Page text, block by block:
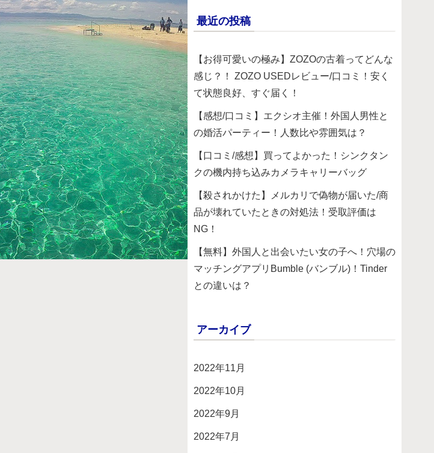
最近の投稿
【お得可愛いの極み】ZOZOの古着ってどんな
感じ？！ ZOZO USEDレビュー/口コミ！安く
て状態良好、すぐ届く！
【感想/口コミ】エクシオ主催！外国人男性と
の婚活パーティー！人数比や雰囲気は？
【口コミ/感想】買ってよかった！シンクタン
クの機内持ち込みカメラキャリーバッグ
【殺されかけた】メルカリで偽物が届いた/商
品が壊れていたときの対処法！受取評価は
NG！
【無料】外国人と出会いたい女の子へ！穴場の
マッチングアプリBumble (バンブル)！Tinder
との違いは？
アーカイブ
2022年11月
2022年10月
2022年9月
2022年7月